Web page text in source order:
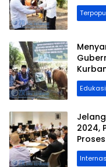
Edukasi
2024,